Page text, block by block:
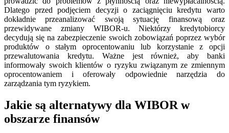
Dlatego przed podjęciem decyzji o zaciągnięciu kredytu warto
dokładnie przeanalizować swoją sytuację finansową oraz
przewidywane zmiany WIBOR-u. Niektórzy kredytobiorcy
decydują się na zabezpieczenie swoich zobowiązań poprzez wybór
produktów o stałym oprocentowaniu lub korzystanie z opcji
przewalutowania kredytu. Ważne jest również, aby banki
informowały swoich klientów o ryzyku związanym ze zmiennym
oprocentowaniem i oferowały odpowiednie narzędzia do
zarządzania tym ryzykiem.
Jakie są alternatywy dla WIBOR w
obszarze finansów